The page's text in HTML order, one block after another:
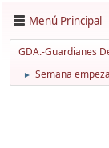
Menú Principal
GDA.-Guardianes
► Semana